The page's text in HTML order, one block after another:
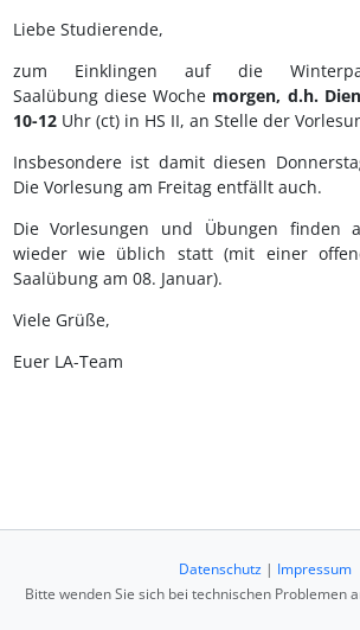
Liebe Studierende,
zum Einklingen auf die
Saalübung diese Woche morgen, d.h.
10-12Uhr (ct) in HS II, an Stelle der
Insbesondere ist damit diesen
Die Vorlesung am Freitag entfällt auch.
Die Vorlesungen und Übungen finden
wieder wie üblich statt (mit einer
Saalübung am 08. Januar).
Viele Grüße,
Euer LA-Team
Datenschutz | Impressum
Bitte wenden Sie sich bei technischen Problemen